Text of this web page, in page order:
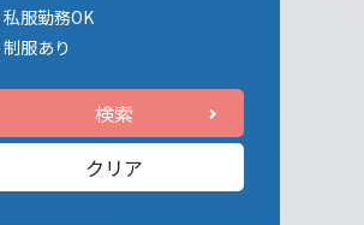
私服勤務OK
制服あり
検索
クリア